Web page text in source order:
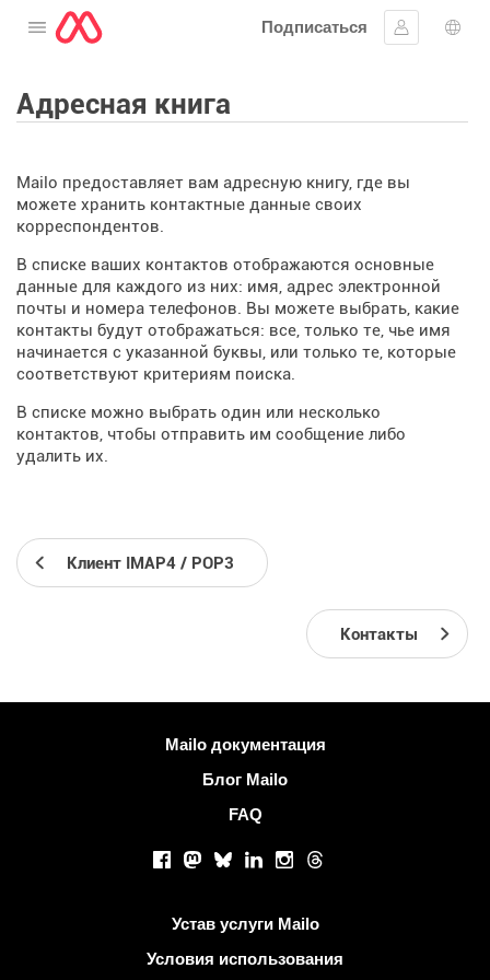
Открыть меню
Подписаться
Войти в
Адресная книга
Mailo предоставляет вам адресную книгу, где вы
можете хранить контактные данные своих
корреспондентов.
В списке ваших контактов отображаются основные
данные для каждого из них: имя, адрес электронной
почты и номера телефонов. Вы можете выбрать, какие
контакты будут отображаться: все, только те, чье имя
начинается с указанной буквы, или только те, которые
соответствуют критериям поиска.
В списке можно выбрать один или несколько
контактов, чтобы отправить им сообщение либо
удалить их.
Клиент IMAP4 / POP3
Контакты
Больше информацииMailo документация
Блог Mailo
FAQ
Facebook
Mastodon
BlueskyLinkedInInstagram
Threads
Устав услуги Mailo
Условия использования